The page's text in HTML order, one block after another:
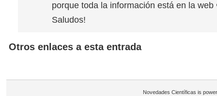
porque toda la información está en la web
Saludos!
Otros enlaces a esta entrada
Novedades Científicas is